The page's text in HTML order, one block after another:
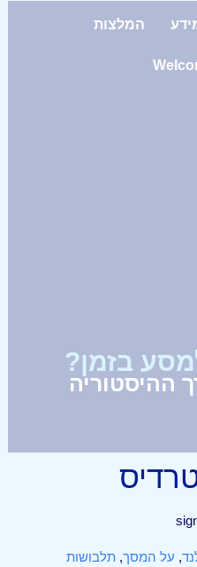
המלצות
בזמן?
ההיסטוריה
, על המסך, תלבושות